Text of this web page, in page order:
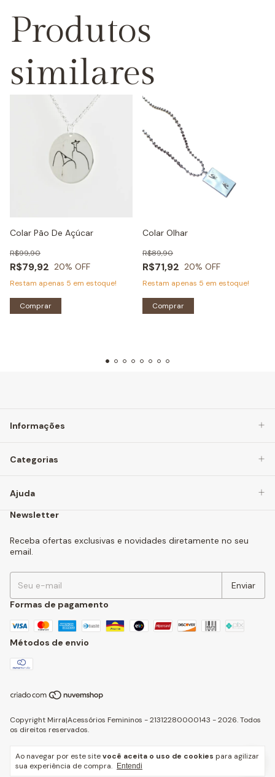
Ao navegar por este sitevocê aceita o uso de cookies para agilizar
sua experiência de compra.
Entendi
Produtos
similares
Colar Pão De Açúcar
R$79,92
R$99,90
20% OFF
Restam apenas 5 em estoque!
Comprar
Colar Olhar
R$71,92
R$89,90
20% OFF
Restam apenas 5 em estoque!
Comprar
Informações
Categorias
Ajuda
Newsletter
Receba ofertas exclusivas e novidades diretamente no seu
email.
Formas de pagamento
Métodos de envio
Copyright Mirra|Acessórios Femininos - 21312280000143 - 2026. Todos
os direitos reservados.